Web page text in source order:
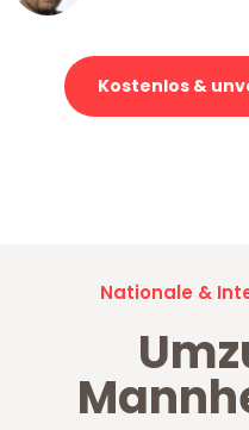
Kostenlos &
Nationale &